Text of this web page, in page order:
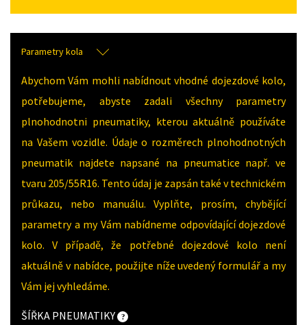
Parametry kola
Abychom Vám mohli nabídnout vhodné dojezdové kolo,
potřebujeme, abyste zadali všechny parametry
plnohodnotni pneumatiky, kterou aktuálně používáte
na Vašem vozidle. Údaje o rozměrech plnohodnotných
pneumatik najdete napsané na pneumatice např. ve
tvaru 205/55R16. Tento údaj je zapsán také v technickém
průkazu, nebo manuálu. Vyplňte, prosím, chybějící
parametry a my Vám nabídneme odpovídající dojezdové
kolo. V případě, že potřebné dojezdové kolo není
aktuálně v nabídce, použijte níže uvedený formulář a my
Vám jej vyhledáme.
ŠÍŘKA PNEUMATIKY